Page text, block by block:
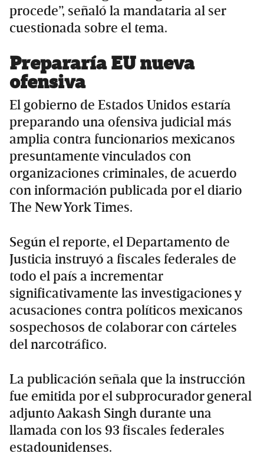
procede”, señaló la mandataria al ser
cuestionada sobre el tema.
Prepararía EU nueva
ofensiva
El gobierno de Estados Unidos estaría
preparando una ofensiva judicial más
amplia contra funcionarios mexicanos
presuntamente vinculados con
organizaciones criminales, de acuerdo
con información publicada por el diario
The New York Times.
Según el reporte, el Departamento de
Justicia instruyó a fiscales federales de
todo el país a incrementar
significativamente las investigaciones y
acusaciones contra políticos mexicanos
sospechosos de colaborar con cárteles
del narcotráfico.
La publicación señala que la instrucción
fue emitida por el subprocurador general
adjunto Aakash Singh durante una
llamada con los 93 fiscales federales
estadounidenses.